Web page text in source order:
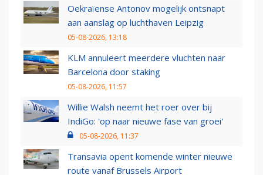
Oekraïense Antonov mogelijk ontsnapt
aan aanslag op luchthaven Leipzig
05-08-2026, 13:18
KLM annuleert meerdere vluchten naar
Barcelona door staking
05-08-2026, 11:57
Willie Walsh neemt het roer over bij
IndiGo: 'op naar nieuwe fase van groei'
05-08-2026, 11:37
Transavia opent komende winter nieuwe
route vanaf Brussels Airport